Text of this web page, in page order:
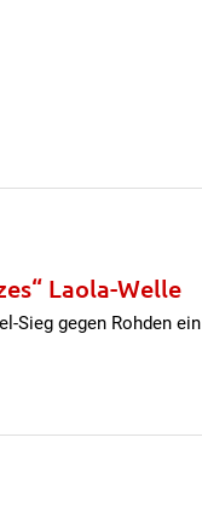
Laola-Welle
Sieg gegen Rohden ein